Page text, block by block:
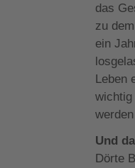
das
zu
ein
Leben
wichtig
Und
Dörte